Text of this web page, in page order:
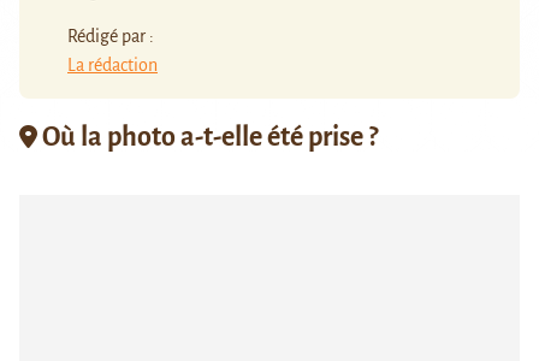
Rédigé par :
La rédaction
Où la photo a-t-elle été prise ?